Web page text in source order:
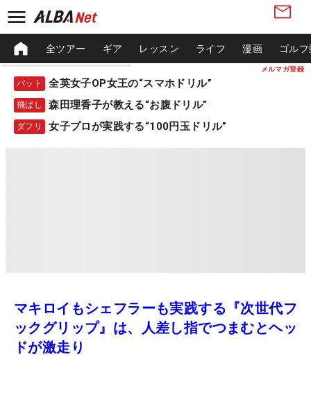
メルマガ登録
全ツアー ギア レッスン ライフ 漫画 ゴル
パット 全英女子OP女王の“スマホドリル”
飛ばし 森田理香子が教える“お腹ドリル”
ダフリ 女子プロが実践する“100円玉ドリル”
マキロイもシェフラーも実践する『次世代フ
ックグリップ』は、人差し指でつまむとヘッ
ドが激走り